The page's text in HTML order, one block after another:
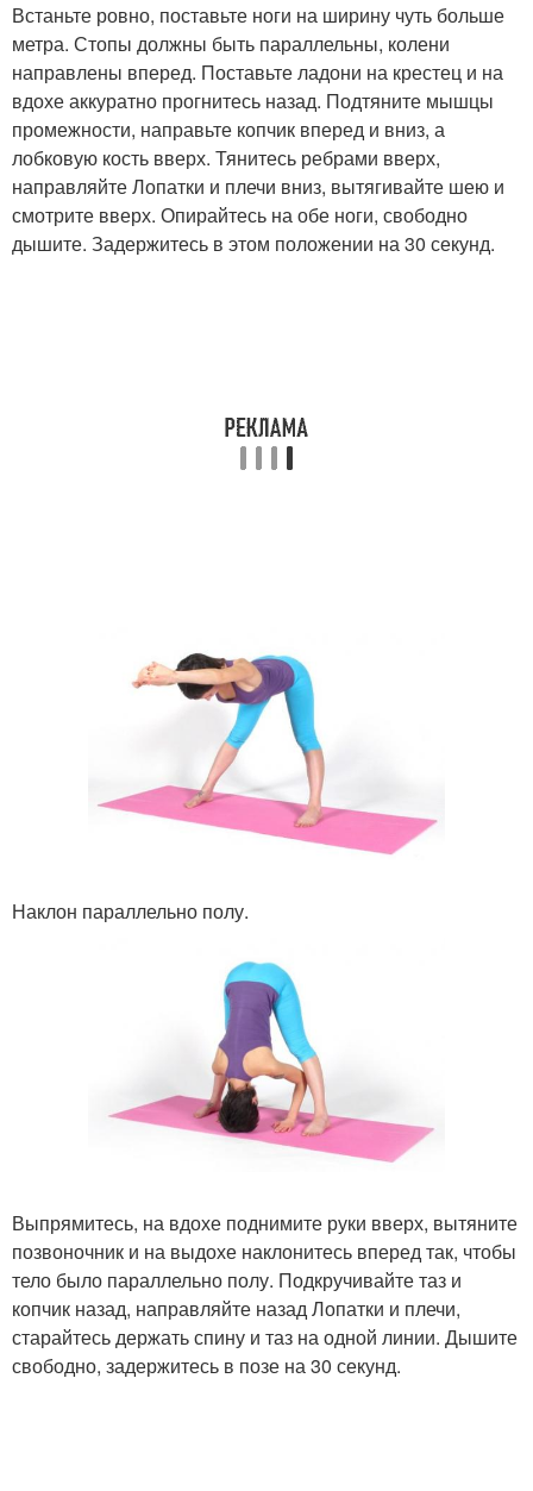
Встаньте ровно, поставьте ноги на ширину чуть больше
метра. Стопы должны быть параллельны, колени
направлены вперед. Поставьте ладони на крестец и на
вдохе аккуратно прогнитесь назад. Подтяните мышцы
промежности, направьте копчик вперед и вниз, а
лобковую кость вверх. Тянитесь ребрами вверх,
направляйте Лопатки и плечи вниз, вытягивайте шею и
смотрите вверх. Опирайтесь на обе ноги, свободно
дышите. Задержитесь в этом положении на 30 секунд.
Наклон параллельно полу.
Выпрямитесь, на вдохе поднимите руки вверх, вытяните
позвоночник и на выдохе наклонитесь вперед так, чтобы
тело было параллельно полу. Подкручивайте таз и
копчик назад, направляйте назад Лопатки и плечи,
старайтесь держать спину и таз на одной линии. Дышите
свободно, задержитесь в позе на 30 секунд.